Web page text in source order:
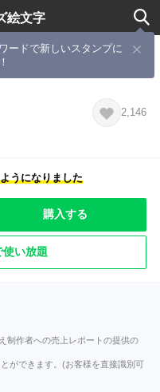
絵文字
ードで新しいスタンプに
この絵文字
2,146
うになりました
購入する
使い放題
制作者への売上レポートの提供の
ができます。(お客様を直接識別可